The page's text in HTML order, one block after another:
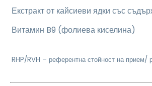
Екстракт от кайсиеви ядки със
Витамин B9 (фолиева киселина)
RHP/RVH – референтна стойност на прием/